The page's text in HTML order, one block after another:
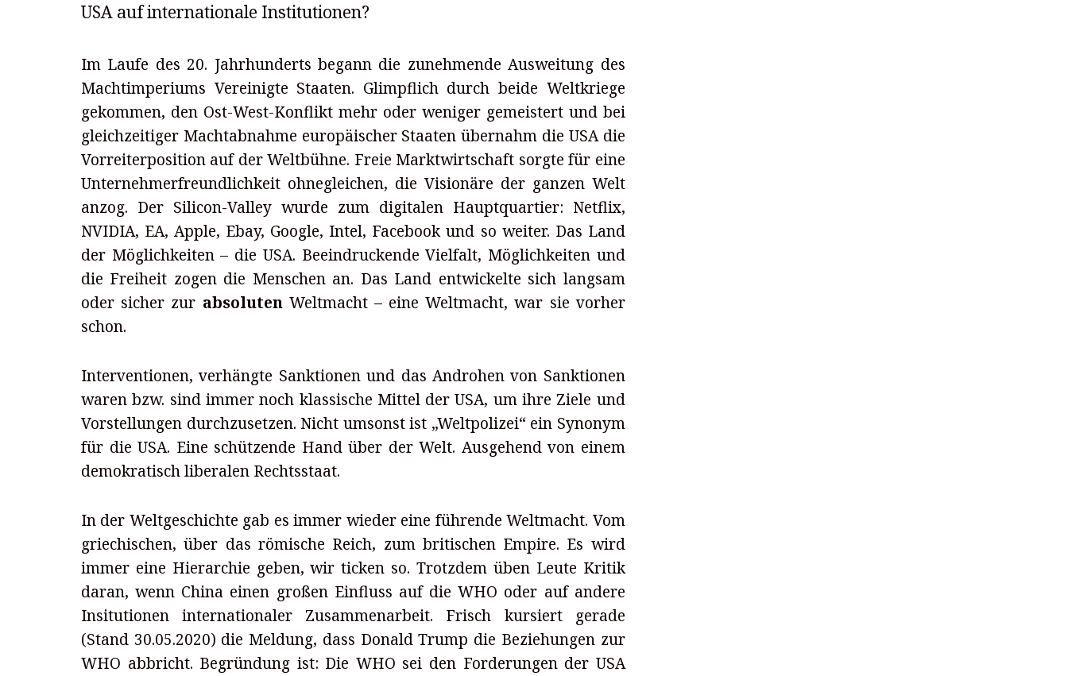
USA auf internationale Institutionen?
Im Laufe des 20. Jahrhunderts begann die zunehmende Ausweitung des
Machtimperiums Vereinigte Staaten. Glimpflich durch beide Weltkriege
gekommen, den Ost-West-Konflikt mehr oder weniger gemeistert und bei
gleichzeitiger Machtabnahme europäischer Staaten übernahm die USA die
Vorreiterposition auf der Weltbühne. Freie Marktwirtschaft sorgte für eine
Unternehmerfreundlichkeit ohnegleichen, die Visionäre der ganzen Welt
anzog. Der Silicon-Valley wurde zum digitalen Hauptquartier: Netflix,
NVIDIA, EA, Apple, Ebay, Google, Intel, Facebook und so weiter. Das Land
der Möglichkeiten – die USA. Beeindruckende Vielfalt, Möglichkeiten und
die Freiheit zogen die Menschen an. Das Land entwickelte sich langsam
oder sicher zur absolutenWeltmacht – eine Weltmacht, war sie vorher
schon.
Interventionen, verhängte Sanktionen und das Androhen von Sanktionen
waren bzw. sind immer noch klassische Mittel der USA, um ihre Ziele und
Vorstellungen durchzusetzen. Nicht umsonst ist „Weltpolizei“ ein Synonym
für die USA. Eine schützende Hand über der Welt. Ausgehend von einem
demokratisch liberalen Rechtsstaat.
In der Weltgeschichte gab es immer wieder eine führende Weltmacht. Vom
griechischen, über das römische Reich, zum britischen Empire. Es wird
immer eine Hierarchie geben, wir ticken so. Trotzdem üben Leute Kritik
daran, wenn China einen großen Einfluss auf die WHO oder auf andere
Insitutionen internationaler Zusammenarbeit. Frisch kursiert gerade
(Stand 30.05.2020) die Meldung, dass Donald Trump die Beziehungen zur
WHO abbricht. Begründung ist: Die WHO sei den Forderungen der USA